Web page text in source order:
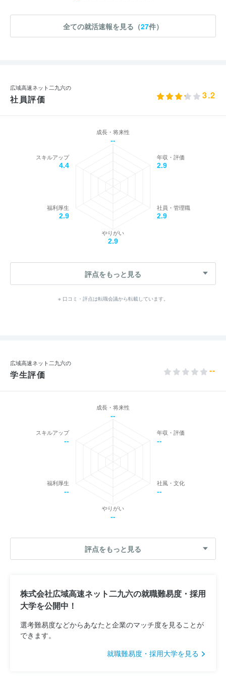
全ての就活速報を見る（27件）
広域高速ネット二九六の
社員評価 3.2
成長・将来性
--
年収・評価
2.9
社員・管理職
2.9
やりがい
2.9
福利厚生
2.9
スキルアップ
4.4
評点をもっと見る
※ 口コミ・評点は転職会議から転載しています。
広域高速ネット二九六の
学生評価 --
成長・将来性
--
年収・評価
--
社風・文化
--
やりがい
--
福利厚生
--
スキルアップ
--
評点をもっと見る
株式会社広域高速ネット二九六の就職難易度・採用
大学を公開中！
選考難易度などからあなたと企業のマッチ度を見ることが
できます。
就職難易度・採用大学を見る